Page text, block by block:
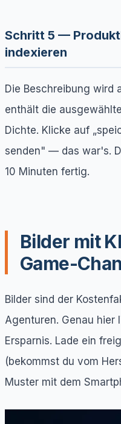
Schritt 5 —
indexieren
Die Beschreibung wird
enthält die
Dichte. Klicke auf
senden" — das war's.
10 Minuten fertig.
Bilder mit
Game-
Bilder sind der
Agenturen. Genau
Ersparnis. Lade ein
(bekommst du vom
Muster mit dem